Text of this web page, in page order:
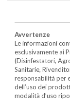
Avvertenze
Le informazioni
esclusivamente ai
(Disinfestatori,
Sanitarie,
responsabilità per
dell’uso dei
modalità d’uso